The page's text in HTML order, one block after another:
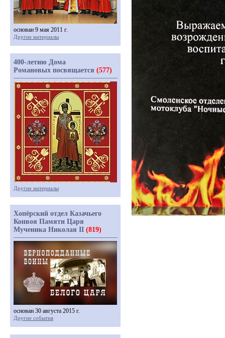
основан 9 мая 2011 г.
Другие материалы
400-летию Дома
Романовых посвящается (577)
Другие материалы
Хопёрский отдел Казачьего
Конвоя Памяти Царя
Мученика Николая II (819)
основан 30 августа 2015 г.
Другие события